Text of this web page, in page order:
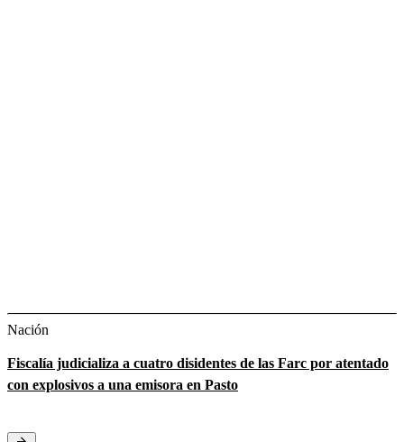
Nación
Fiscalía judicializa a cuatro disidentes de las Farc por atentado
con explosivos a una emisora en Pasto